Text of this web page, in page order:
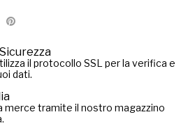
il protocollo SSL per la verifica e
dati.
merce tramite il nostro magazzino